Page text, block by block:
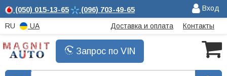
(050) 015-13-65 (096) 703-49-65 Вход
RU UA Доставка и оплата Контакты
Запрос по VIN